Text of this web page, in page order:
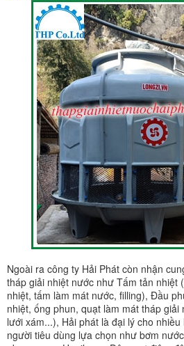
Ngoài ra công ty Hải Phát còn nhận
tháp giải nhiệt nước như Tấm tản nhiệt
nhiệt, tấm làm mát nước, filling), Đầu
nhiệt, ống phun, quạt làm mát tháp
lưới xám...), Hải phát là đại lý cho
người tiêu dùng lựa chọn như bơm